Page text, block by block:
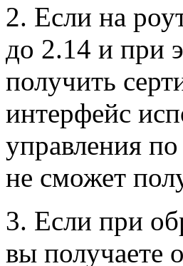
2. Если на
до 2.14 и при
получить
интерфейс
управления
не сможет
3. Если при
вы получаете